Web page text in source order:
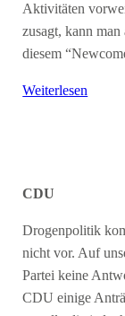
Aktivitäten
zusagt, kann
diesem
Weiterlesen
CDU
Drogenpolitik
nicht vor. Auf
Partei keine
CDU einige